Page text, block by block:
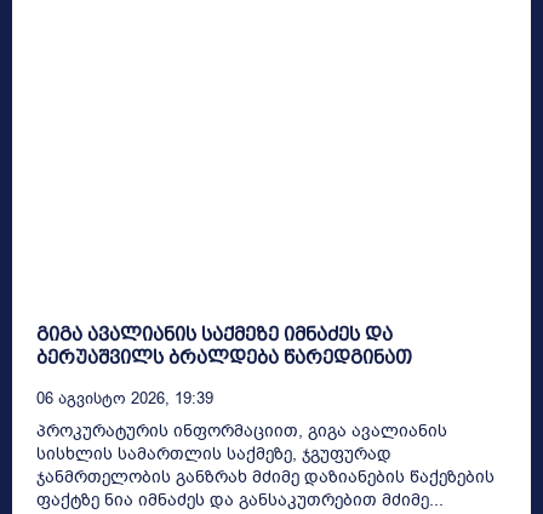
გიგა ავალიანის საქმეზე იმნაძეს და
ბერუაშვილს ბრალდება წარედგინათ
06 Აგვისტო 2026, 19:39
პროკურატურის ინფორმაციით, გიგა ავალიანის
სისხლის სამართლის საქმეზე, ჯგუფურად
ჯანმრთელობის განზრახ მძიმე დაზიანების წაქეზების
ფაქტზე ნია იმნაძეს და განსაკუთრებით მძიმე...